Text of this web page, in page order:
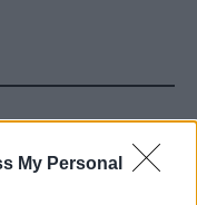
My Personal